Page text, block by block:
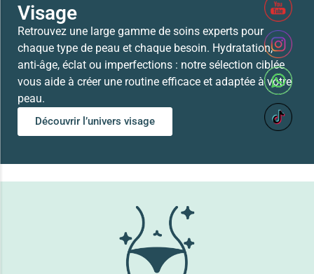
Visage
Retrouvez une large gamme de soins experts pour
chaque type de peau et chaque besoin. Hydratation,
anti-âge, éclat ou imperfections : notre sélection ciblée
vous aide à créer une routine efficace et adaptée à votre
peau.
Découvrir l’univers visage